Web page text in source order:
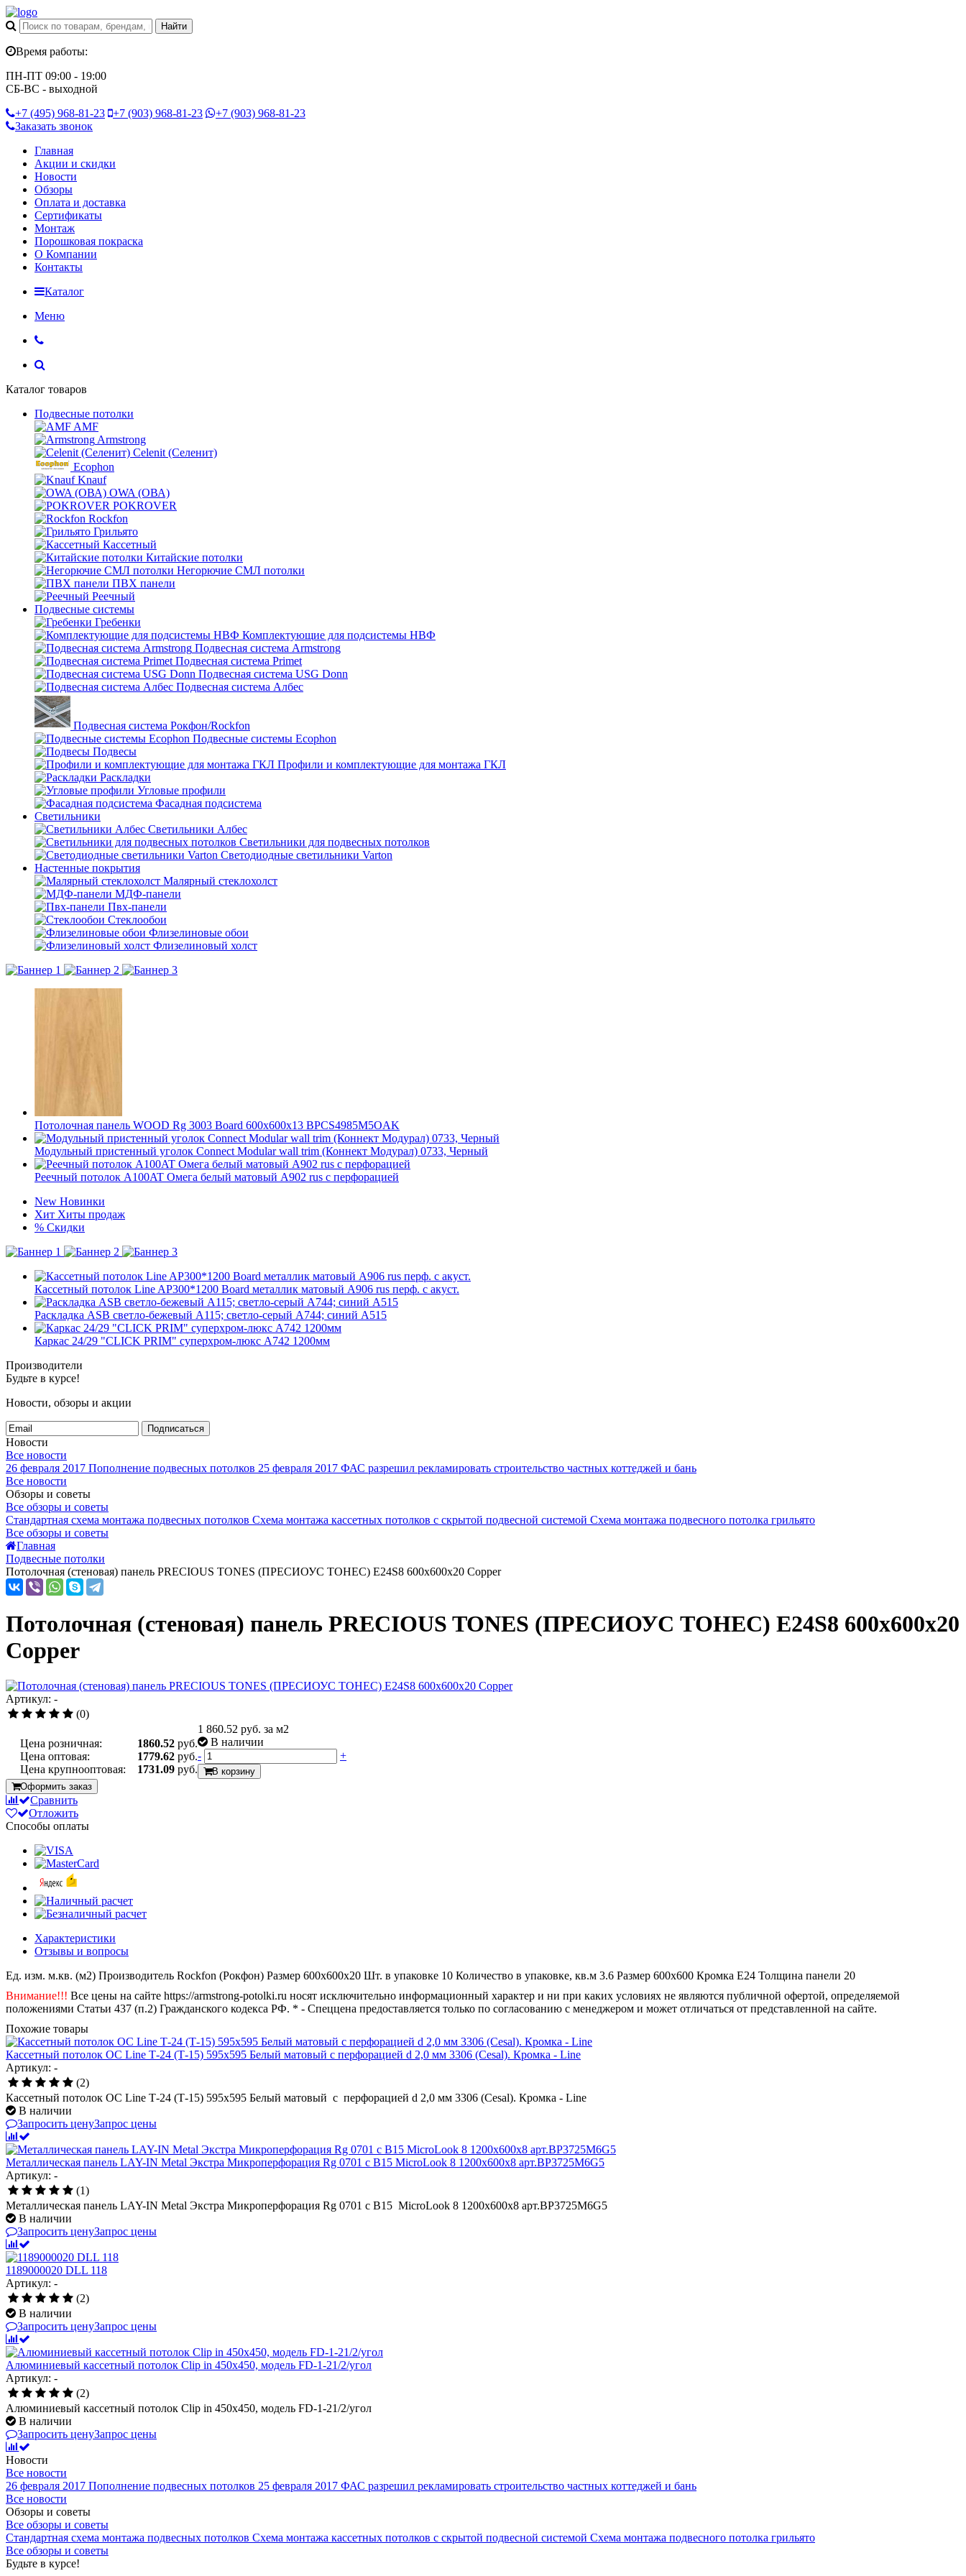
Время работы:
ПН-ПТ 09:00 - 19:00
СБ-ВС - выходной
+7 (495) 968-81-23 +7 (903) 968-81-23 +7 (903) 968-81-23
Заказать звонок
Главная
Акции и скидки
Новости
Обзоры
Оплата и доставка
Сертификаты
Монтаж
Порошковая покраска
О Компании
Контакты
Каталог
Меню
Каталог товаров
Подвесные потолки
AMF
Armstrong
Celenit (Селенит)
Ecophon
Knauf
OWA (ОВА)
POKROVER
Rockfon
Грильято
Кассетный
Китайские потолки
Негорючие СМЛ потолки
ПВХ панели
Реечный
Подвесные системы
Гребенки
Комплектующие для подсистемы НВФ
Подвесная система Armstrong
Подвесная система Primet
Подвесная система USG Donn
Подвесная система Албес
Подвесная система Рокфон/Rockfon
Подвесные системы Ecophon
Подвесы
Профили и комплектующие для монтажа ГКЛ
Раскладки
Угловые профили
Фасадная подсистема
Светильники
Светильники Албес
Светильники для подвесных потолков
Светодиодные светильники Varton
Настенные покрытия
Малярный стеклохолст
МДФ-панели
Пвх-панели
Стеклообои
Флизелиновые обои
Флизелиновый холст
Потолочная панель WOOD Rg 3003 Board 600x600x13 BPCS4985M5OAK
Модульный пристенный уголок Connect Modular wall trim (Коннект Модурал) 0733, Черный
Реечный потолок A100AT Омега белый матовый A902 rus с перфорацией
New Новинки
Хит Хиты продаж
% Скидки
Кассетный потолок Line AP300*1200 Board металлик матовый А906 rus перф. с акуст.
Раскладка ASB светло-бежевый А115; светло-серый А744; синий А515
Каркас 24/29 "CLICK PRIM" суперхром-люкс А742 1200мм
Производители
Будьте в курсе!
Новости, обзоры и акции
Подписаться
Новости
Все новости
26 февраля 2017 Пополнение подвесных потолков 25 февраля 2017 ФАС разрешил рекламировать строительство частных коттеджей и бань
Все новости
Обзоры и советы
Все обзоры и советы
Стандартная схема монтажа подвесных потолков Схема монтажа кассетных потолков с скрытой подвесной системой Схема монтажа подвесного потолка грильято
Все обзоры и советы
Главная
Подвесные потолки
Потолочная (стеновая) панель PRECIOUS TONES (ПРЕCИОУС ТОНЕС) E24S8 600x600x20 Copper
Потолочная (стеновая) панель PRECIOUS TONES (ПРЕCИОУС ТОНЕС) E24S8 600x600x20
Copper
Артикул: -
(0)
Цена розничная: 1860.52 руб.
Цена оптовая:
1779.62 руб.
Цена крупнооптовая:
1731.09 руб.
1 860.52 руб. за м2
В наличии
-
+
В корзину
Оформить заказ
Сравнить
Отложить
Способы оплаты
Характеристики
Отзывы и вопросы
Ед. изм. м.кв. (м2) Производитель Rockfon (Рокфон) Размер 600x600x20 Шт. в упаковке 10 Количество в упаковке, кв.м 3.6 Размер 600x600 Кромка E24 Толщина панели 20
Внимание!!! Все цены на сайте https://armstrong-potolki.ru носят исключительно информационный характер и ни при каких условиях не являются публичной офертой, определяемой
положениями Статьи 437 (п.2) Гражданского кодекса РФ. * - Спеццена предоставляется только по согласованию с менеджером и может отличаться от представленной на сайте.
Похожие товары
Кассетный потолок ОС Line Т-24 (Т-15) 595х595 Белый матовый с перфорацией d 2,0 мм 3306 (Cesal). Кромка - Line
Артикул: -
(2)
Кассетный потолок ОС Line Т-24 (Т-15) 595х595 Белый матовый с перфорацией d 2,0 мм 3306 (Cesal). Кромка - Line
В наличии
Запросить ценуЗапрос цены
Металлическая панель LAY-IN Metal Экстра Микроперфорация Rg 0701 с В15 MicroLook 8 1200x600x8 арт.BP3725M6G5
Артикул: -
(1)
Металлическая панель LAY-IN Metal Экстра Микроперфорация Rg 0701 с В15 MicroLook 8 1200x600x8 арт.BP3725M6G5
В наличии
Запросить ценуЗапрос цены
1189000020 DLL 118
Артикул: -
(2)
В наличии
Запросить ценуЗапрос цены
Алюминиевый кассетный потолок Clip in 450х450, модель FD-1-21/2/угол
Артикул: -
(2)
Алюминиевый кассетный потолок Clip in 450х450, модель FD-1-21/2/угол
В наличии
Запросить ценуЗапрос цены
Новости
Все новости
26 февраля 2017 Пополнение подвесных потолков 25 февраля 2017 ФАС разрешил рекламировать строительство частных коттеджей и бань
Все новости
Обзоры и советы
Все обзоры и советы
Стандартная схема монтажа подвесных потолков Схема монтажа кассетных потолков с скрытой подвесной системой Схема монтажа подвесного потолка грильято
Все обзоры и советы
Будьте в курсе!